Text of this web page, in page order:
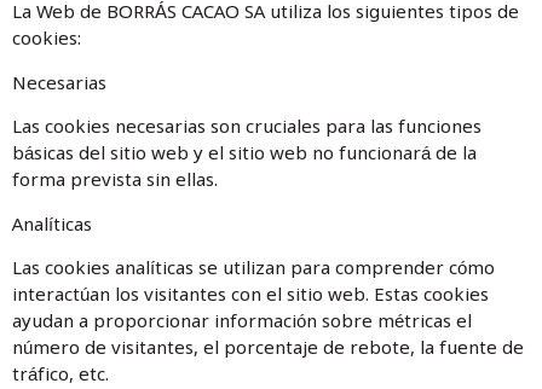
La Web de BORRÁS CACAO SA utiliza los siguientes tipos de
cookies:
Necesarias
Las cookies necesarias son cruciales para las funciones
básicas del sitio web y el sitio web no funcionará de la
forma prevista sin ellas.
Analíticas
Las cookies analíticas se utilizan para comprender cómo
interactúan los visitantes con el sitio web. Estas cookies
ayudan a proporcionar información sobre métricas el
número de visitantes, el porcentaje de rebote, la fuente de
tráfico, etc.